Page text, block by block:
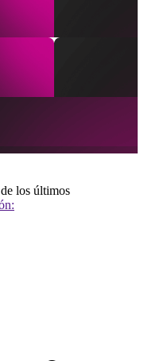
los últimos